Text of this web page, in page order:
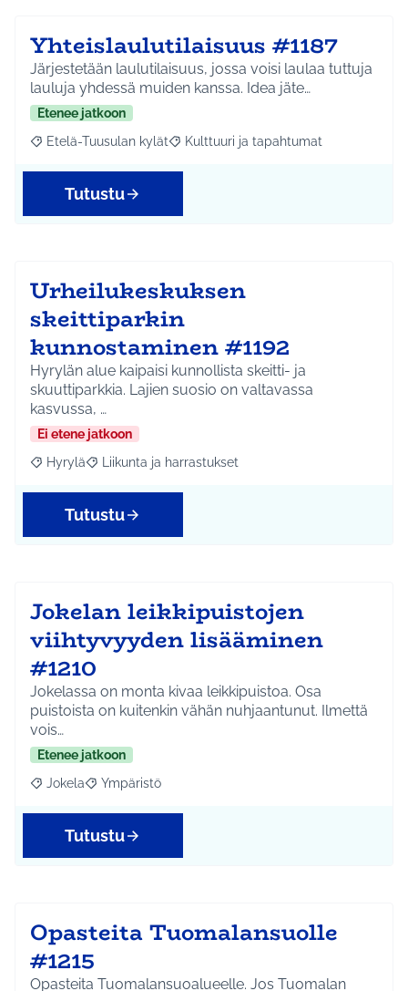
Yhteislaulutilaisuus #1187
Järjestetään laulutilaisuus, jossa voisi laulaa tuttuja
lauluja yhdessä muiden kanssa. Idea jäte…
Etenee jatkoon
Rajaa tulokset aihepiirin mukaan: Etelä-Tuusulan kylät
Etelä-Tuusulan kylät Rajaa tulokset teeman mukaan:
Kulttuuri ja tapahtumat
Tutustu
Urheilukeskuksen
skeittiparkin
kunnostaminen #1192
Hyrylän alue kaipaisi kunnollista skeitti- ja
skuuttiparkkia. Lajien suosio on valtavassa
kasvussa, …
Ei etene jatkoon
Rajaa tulokset aihepiirin mukaan: Hyrylä
Hyrylä Rajaa tulokset teeman mukaan: Liikunta ja
Liikunta ja harrastukset
Tutustu
Jokelan leikkipuistojen
viihtyvyyden lisääminen
#1210
Jokelassa on monta kivaa leikkipuistoa. Osa
puistoista on kuitenkin vähän nuhjaantunut. Ilmettä
vois…
Etenee jatkoon
Rajaa tulokset aihepiirin mukaan: Jokela
Jokela Rajaa tulokset teeman mukaan: Ympäristö
Ympäristö
Tutustu
Opasteita Tuomalansuolle
#1215
Opasteita Tuomalansuoalueelle. Jos Tuomalan